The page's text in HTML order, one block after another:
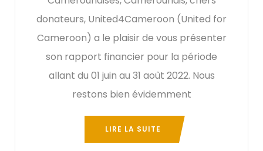
donateurs, United4Cameroon (United for
Cameroon) a le plaisir de vous présenter
son rapport financier pour la période
allant du 01 juin au 31 août 2022. Nous
restons bien évidemment
LIRE LA SUITE